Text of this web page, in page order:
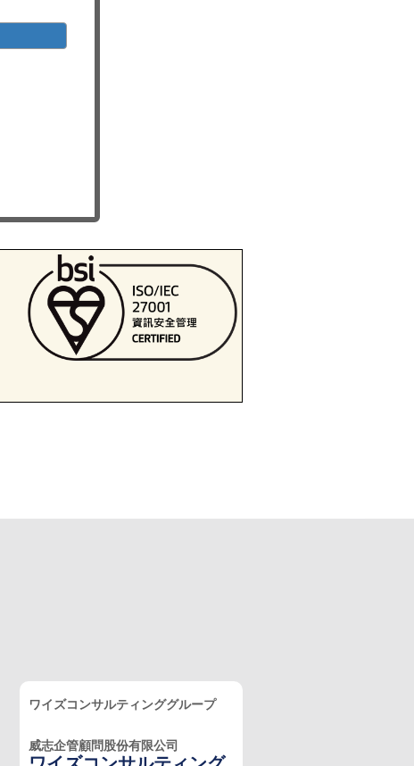
ワイズコンサルティンググループ
威志企管顧問股份有限公司